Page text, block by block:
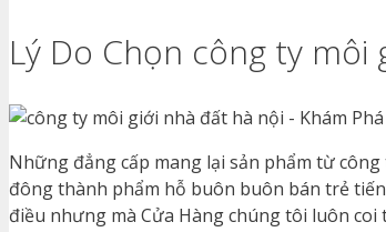
Lý Do Chọn công ty môi
Những đẳng cấp mang lại sản phẩm từ
đông thành phẩm hỗ buôn buôn bán trẻ
điều nhưng mà Cửa Hàng chúng tôi luôn coi